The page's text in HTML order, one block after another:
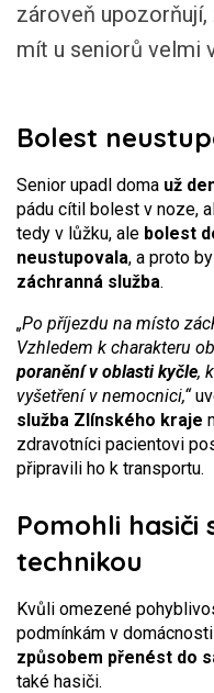
zároveň
mít u seniorů velmi
Bolest
Senior upadl doma už
pádu cítil bolest v noze,
tedy v lůžku, ale bolest
neustupovala, a proto
záchranná služba.
„Po příjezdu na místo
Vzhledem k charakteru
poranění v oblasti kyčle,
vyšetření v nemocnici,“
služba Zlínského kraje
zdravotníci pacientovi
připravili ho k transportu.
Pomohli hasiči
technikou
Kvůli omezené
podmínkám v domácnosti
způsobem přenést do
také hasiči.